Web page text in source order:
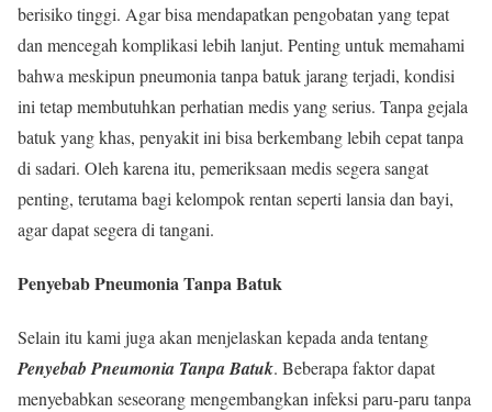
berisiko tinggi. Agar bisa mendapatkan pengobatan yang tepat
dan mencegah komplikasi lebih lanjut. Penting untuk memahami
bahwa meskipun pneumonia tanpa batuk jarang terjadi, kondisi
ini tetap membutuhkan perhatian medis yang serius. Tanpa gejala
batuk yang khas, penyakit ini bisa berkembang lebih cepat tanpa
di sadari. Oleh karena itu, pemeriksaan medis segera sangat
penting, terutama bagi kelompok rentan seperti lansia dan bayi,
agar dapat segera di tangani.
Penyebab Pneumonia Tanpa Batuk
Selain itu kami juga akan menjelaskan kepada anda tentang
Penyebab Pneumonia Tanpa Batuk. Beberapa faktor dapat
menyebabkan seseorang mengembangkan infeksi paru-paru tanpa